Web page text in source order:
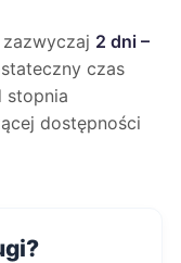
2 dni –
czas
stopnia
dostępności